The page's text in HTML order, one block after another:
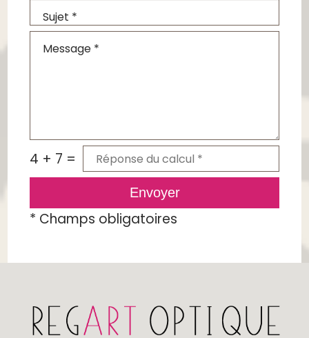
4 + 7 =
Envoyer
* Champs obligatoires